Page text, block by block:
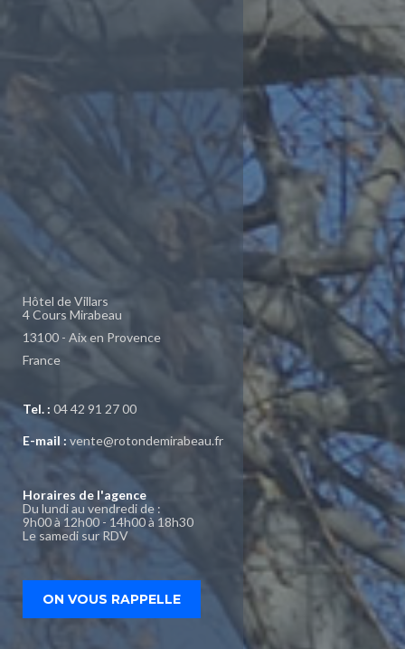
Hôtel de Villars
4 Cours Mirabeau
13100 - Aix en Provence
France
Tel. : 04 42 91 27 00
E-mail : vente@rotondemirabeau.fr
Horaires de l'agence
Du lundi au vendredi de :
9h00 à 12h00 - 14h00 à 18h30
Le samedi sur RDV
ON VOUS RAPPELLE